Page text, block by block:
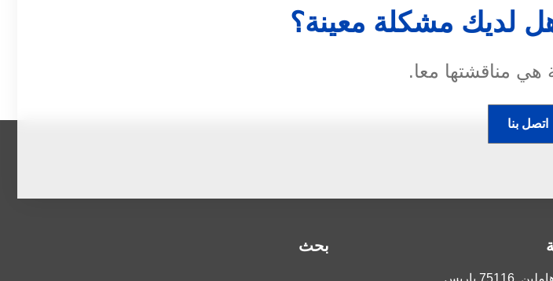
لديك مشكلة معينة؟
هي مناقشتها معا.
اتصل بنا
بحث